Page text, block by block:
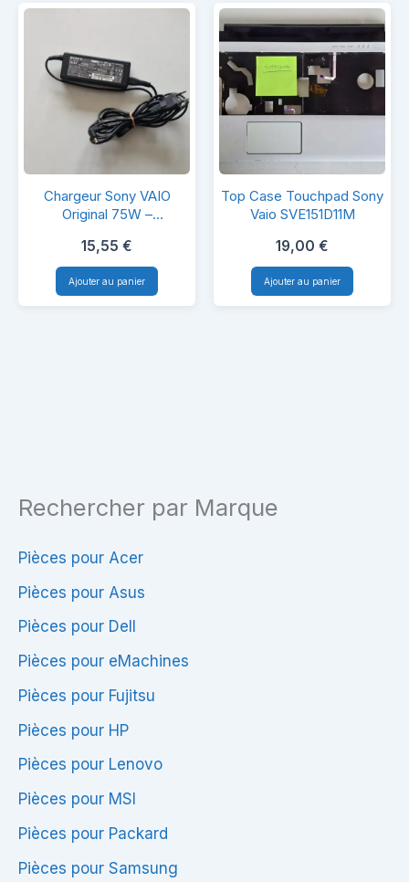
Rechercher par Marque
Pièces pour Acer
Pièces pour Asus
Pièces pour Dell
Pièces pour eMachines
Pièces pour Fujitsu
Pièces pour HP
Pièces pour Lenovo
Pièces pour MSI
Pièces pour Packard
Pièces pour Samsung
Chargeur
Sony
VAIO
Original
75W
Fiabilité
Chargeur Sony VAIO
Original 75W –
Puissance & Fiabilité
15,55 €
Ajouter au panier
Top
Case
Touchpad
Sony
Vaio
Top Case Touchpad Sony
Vaio SVE151D11M
19,00 €
Ajouter au panier